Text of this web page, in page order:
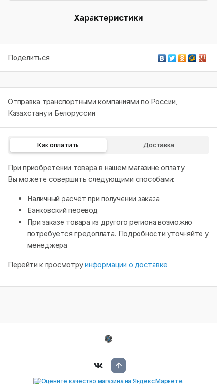
Характеристики
Поделиться
Отправка транспортными компаниями по России,
Казахстану и Белоруссии
Как оплатить Доставка
При приобретении товара в нашем магазине оплату
Вы можете совершить следующими способами:
Наличный расчёт при получении заказа
Банковский перевод
При заказе товара из другого региона возможно
потребуется предоплата. Подробности уточняйте у
менеджера
Перейти к просмотруинформации о доставке